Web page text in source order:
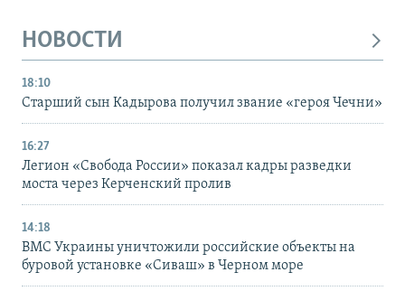
НОВОСТИ
18:10
Старший сын Кадырова получил звание «героя Чечни»
16:27
Легион «Свобода России» показал кадры разведки
моста через Керченский пролив
14:18
ВМС Украины уничтожили российские объекты на
буровой установке «Сиваш» в Черном море